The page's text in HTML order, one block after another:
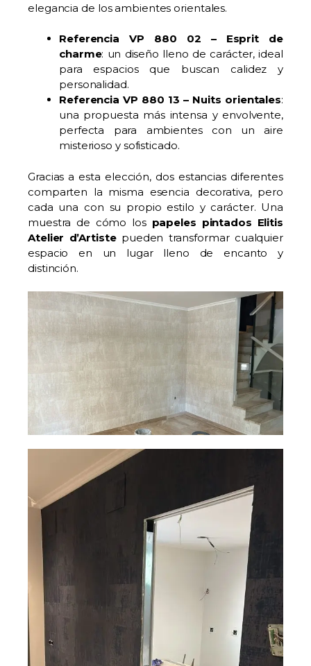
elegancia de los ambientes orientales.
Referencia VP 880 02 – Esprit de
charme: un diseño lleno de carácter, ideal
para espacios que buscan calidez y
personalidad.
Referencia VP 880 13 – Nuits orientales:
una propuesta más intensa y envolvente,
perfecta para ambientes con un aire
misterioso y sofisticado.
Gracias a esta elección, dos estancias diferentes
comparten la misma esencia decorativa, pero
cada una con su propio estilo y carácter. Una
muestra de cómo los papeles pintados Elitis
Atelier d’Artistepueden transformar cualquier
espacio en un lugar lleno de encanto y
distinción.